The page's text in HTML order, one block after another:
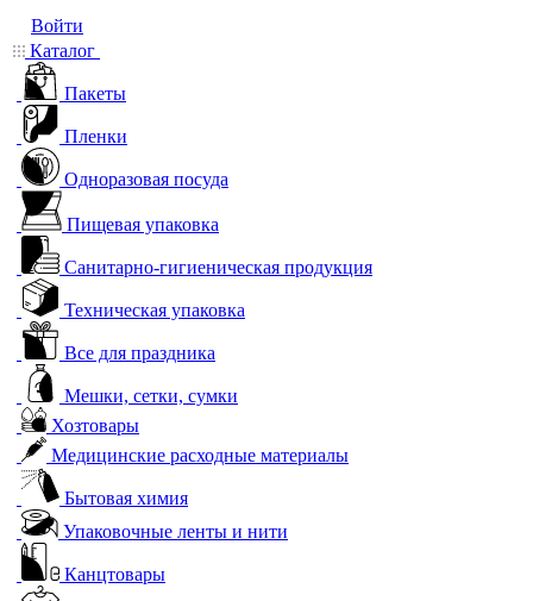
Войти
Каталог
Пакеты
Пленки
Одноразовая посуда
Пищевая упаковка
Санитарно-гигиеническая продукция
Техническая упаковка
Все для праздника
Мешки, сетки, сумки
Хозтовары
Медицинские расходные материалы
Бытовая химия
Упаковочные ленты и нити
Канцтовары